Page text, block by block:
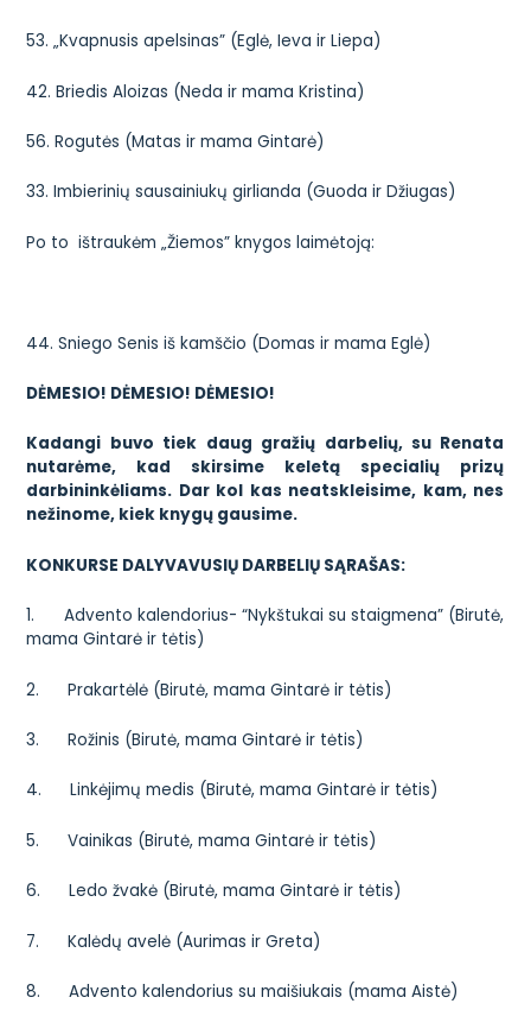
53.„Kvapnusis apelsinas” (Eglė, Ieva ir Liepa)
42.Briedis Aloizas (Neda ir mama Kristina)
56.Rogutės (Matas ir mama Gintarė)
33.Imbierinių sausainiukų girlianda (Guoda ir Džiugas)
Po to ištraukėm „Žiemos” knygos laimėtoją:
44.Sniego Senis iš kamščio (Domas ir mama Eglė)
DĖMESIO! DĖMESIO! DĖMESIO!
Kadangi buvo tiek daug gražių darbelių, su Renata
nutarėme, kad skirsime keletą specialių prizų
darbininkėliams. Dar kol kas neatskleisime, kam, nes
nežinome, kiek knygų gausime.
KONKURSE DALYVAVUSIŲ DARBELIŲ SĄRAŠAS:
1. Advento kalendorius- “Nykštukai su staigmena” (Birutė,
mama Gintarė ir tėtis)
2. Prakartėlė (Birutė, mama Gintarė ir tėtis)
3. Rožinis (Birutė, mama Gintarė ir tėtis)
4. Linkėjimų medis (Birutė, mama Gintarė ir tėtis)
5. Vainikas (Birutė, mama Gintarė ir tėtis)
6. Ledo žvakė (Birutė, mama Gintarė ir tėtis)
7. Kalėdų avelė (Aurimas ir Greta)
8. Advento kalendorius su maišiukais (mama Aistė)